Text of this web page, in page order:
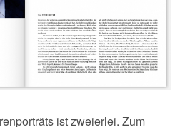
ist zweierlei. Zum